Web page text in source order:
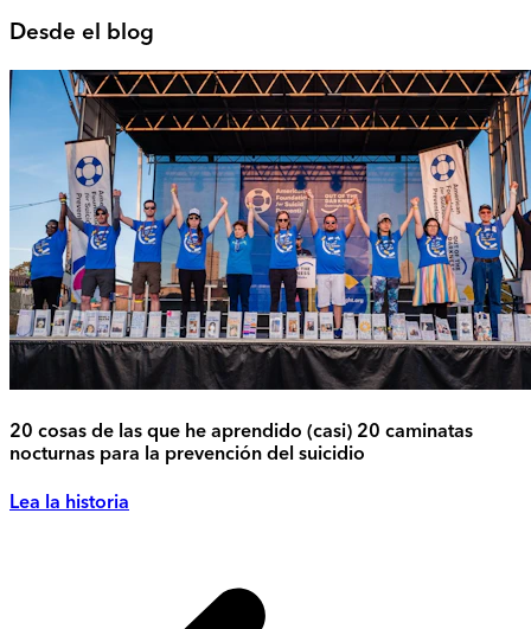
Desde el blog
20 cosas de las que he aprendido (casi) 20 caminatas
nocturnas para la prevención del suicidio
Lea la historia